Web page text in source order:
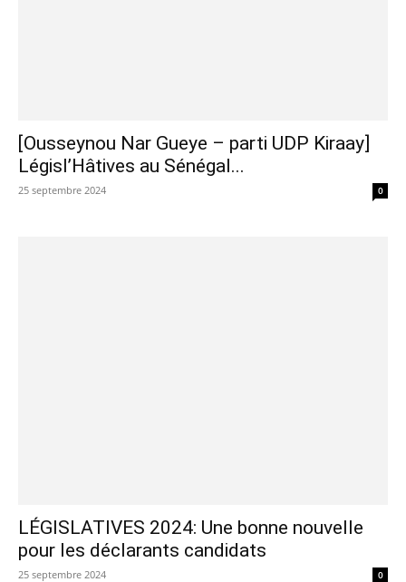
[Ousseynou Nar Gueye – parti UDP Kiraay]
Législ’Hâtives au Sénégal...
25 septembre 2024 0
LÉGISLATIVES 2024: Une bonne nouvelle
pour les déclarants candidats
25 septembre 2024 0